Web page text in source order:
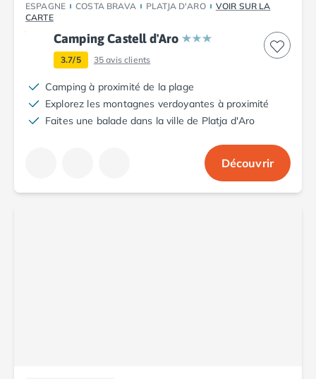
ESPAGNE COSTA BRAVA PLATJA D'ARO
VOIR SUR LA
CARTE
Camping Castell d'Aro
3.7/5 35avis clients
Camping à proximité de la plage
Explorez les montagnes verdoyantes à proximité
Faites une balade dans la ville de Platja d'Aro
Découvrir